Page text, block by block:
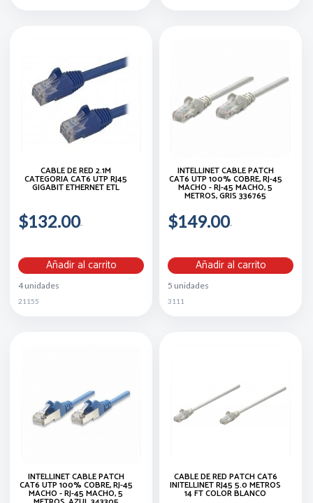
CABLE DE RED 2.1M
CATEGORIA CAT6 UTP RJ45
GIGABIT ETHERNET ETL
$132.00
Añadir al carrito
4 unidades
21155
INTELLINET CABLE PATCH
CAT6 UTP 100% COBRE, RJ-45
MACHO - RJ-45 MACHO, 5
METROS, GRIS 336765
$149.00
Añadir al carrito
5 unidades
3111
INTELLINET CABLE PATCH
CAT6 UTP 100% COBRE, RJ-45
MACHO - RJ-45 MACHO, 5
CABLE DE RED PATCH CAT6
INITELLINET RJ45 5.0 METROS
14 FT COLOR BLANCO